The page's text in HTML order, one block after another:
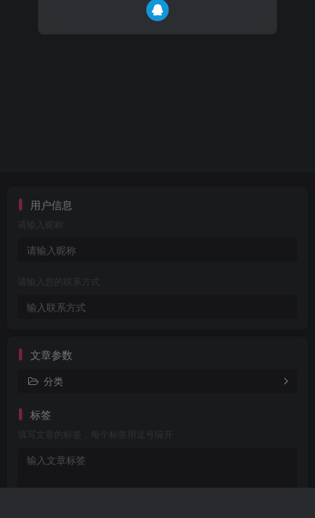
用户信息
请输入昵称
请输入您的联系方式
文章参数
分类
标签
填写文章的标签，每个标签用逗号隔开